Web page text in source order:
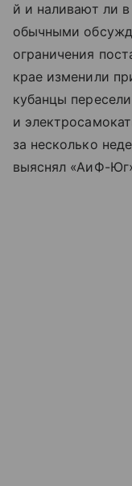
й и наливают ли
обычными
ограничения
крае изменили
кубанцы
и
за несколько
выяснял «АиФ-